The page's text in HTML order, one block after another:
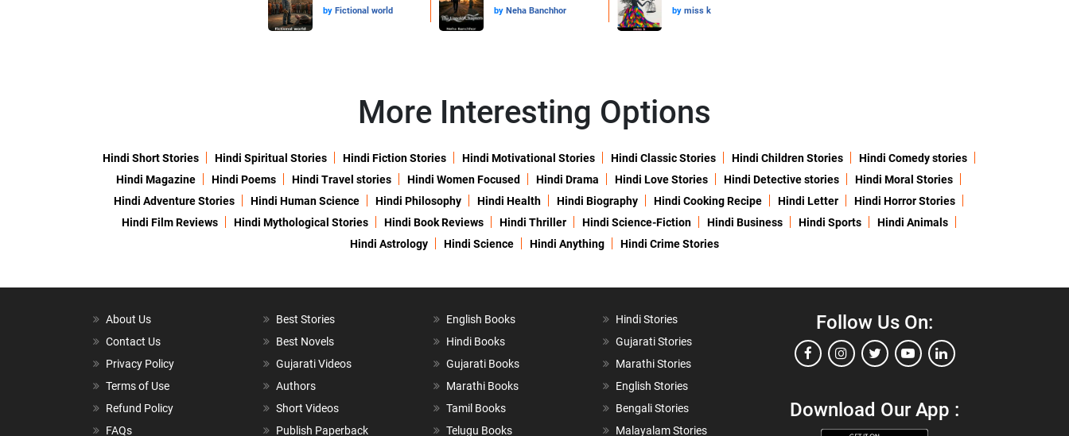
by Fictional world by Neha Banchhor by miss k
More Interesting Options
Hindi Short Stories Hindi Spiritual Stories Hindi Fiction Stories Hindi Motivational Stories Hindi Classic Stories Hindi Children Stories
Hindi Comedy stories
Hindi Magazine
Hindi Poems Hindi Travel stories Hindi Women Focused Hindi Drama Hindi Love Stories Hindi Detective stories
Hindi Moral Stories
Hindi Adventure Stories
Hindi Human Science Hindi Philosophy Hindi Health Hindi Biography Hindi Cooking Recipe Hindi Letter
Hindi Horror Stories
Hindi Film Reviews
Hindi Mythological Stories Hindi Book Reviews Hindi Thriller Hindi Science-Fiction Hindi Business Hindi Sports
Hindi Animals
Hindi Astrology
Hindi Science Hindi Anything Hindi Crime Stories
About Us
Contact Us
Privacy Policy
Terms of Use
Refund Policy
FAQs
Best Stories
Best Novels
Gujarati Videos
Authors
Short Videos
Publish Paperback
English Books
Hindi Books
Gujarati Books
Marathi Books
Tamil Books
Telugu Books
Hindi Stories
Gujarati Stories
Marathi Stories
English Stories
Bengali Stories
Malayalam Stories
Follow Us On:
Download Our App :